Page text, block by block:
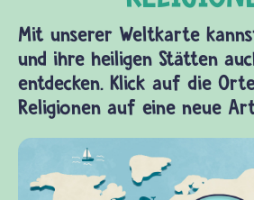
Mit unserer Weltkarte
und ihre heiligen Stätten
entdecken. Klick auf die
Religionen auf eine neue